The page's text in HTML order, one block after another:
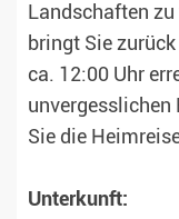
Landschaften
bringt Sie
ca. 12:00 Uhr
unvergesslichen
Sie die
Unterkunft: